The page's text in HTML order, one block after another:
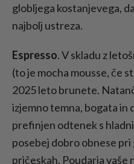
globljega kostanjevega,
najbolj ustreza.
Espresso. V skladu z
(to je mocha mousse, če
2025 leto brunete.
izjemno temna, bogata in
prefinjen odtenek s
posebej dobro obnese pri
pričeskah. Poudarja vaše